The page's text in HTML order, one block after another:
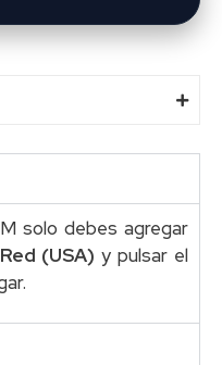
solo debes agregar
(USA) y pulsar el